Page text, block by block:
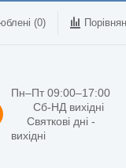
(0)
Пн–Пт 09:00–17:00
Сб-НД вихідні
Святкові дні -
вихідні